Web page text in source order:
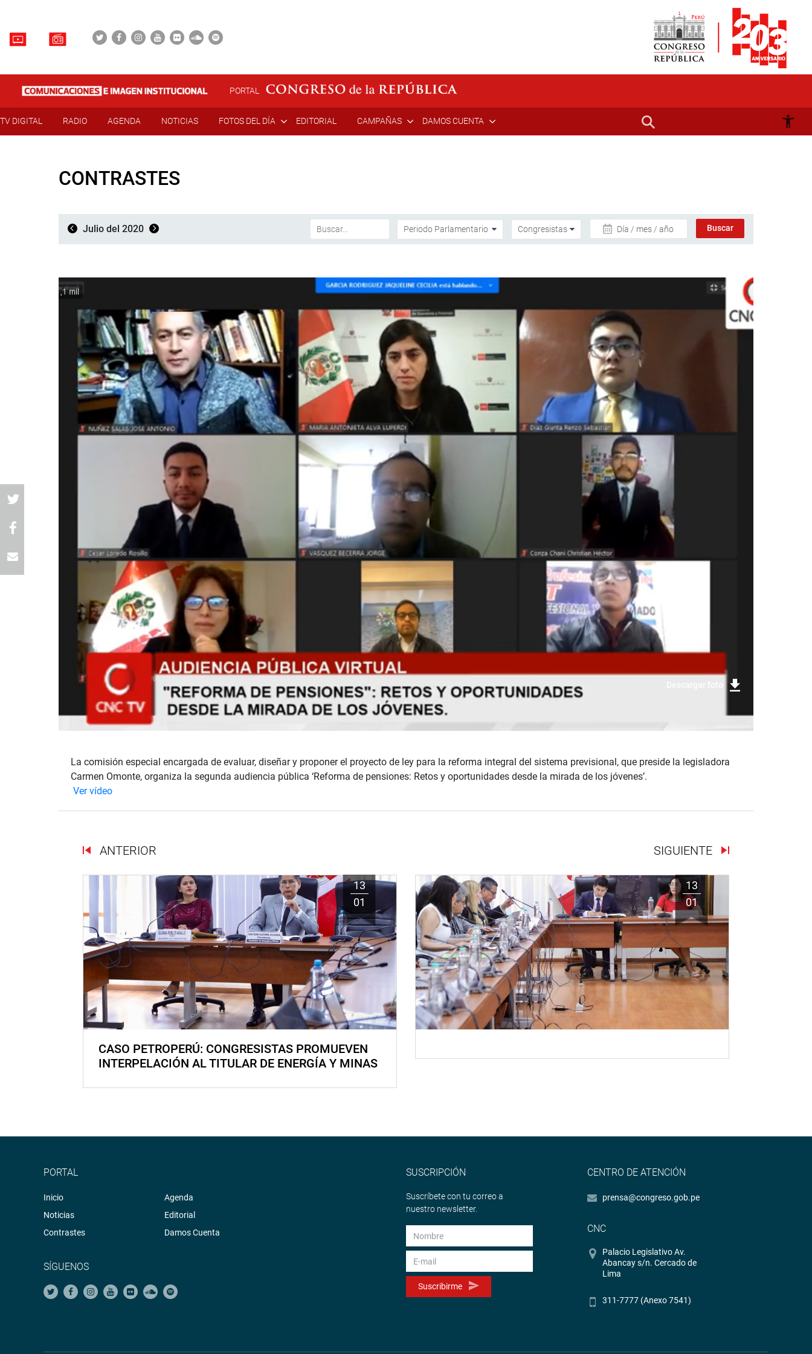
PORTAL
TV DIGITAL RADIO AGENDA NOTICIAS FOTOS DEL DÍA EDITORIAL CAMPAÑAS DAMOS CUENTA
CONTRASTES
Julio del 2020 Día / mes / año
La comisión especial encargada de evaluar, diseñar y proponer el proyecto de ley para la reforma integral del sistema previsional, que preside la legisladora
Carmen Omonte, organiza la segunda audiencia pública ‘Reforma de pensiones: Retos y oportunidades desde la mirada de los jóvenes’.
Ver vídeo
ANTERIOR SIGUIENTE
13
01
CASO PETROPERÚ: CONGRESISTAS PROMUEVEN
INTERPELACIÓN AL TITULAR DE ENERGÍA Y MINAS
13
01
PORTAL
Inicio
Noticias
Contrastes
Agenda
Editorial
Damos Cuenta
SÍGUENOS
SUSCRIPCIÓN
Suscríbete con tu correo a
nuestro newsletter.
Suscribirme
CENTRO DE ATENCIÓN
prensa@congreso.gob.pe
CNC
Palacio Legislativo Av.
Abancay s/n. Cercado de
Lima
311-7777 (Anexo 7541)